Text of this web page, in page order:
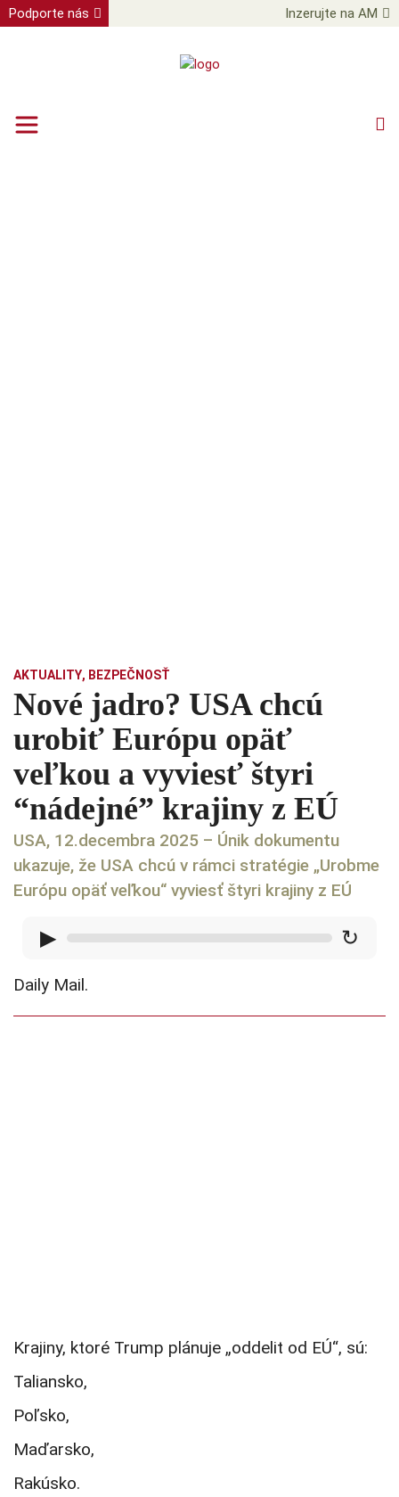
Podporte nás Inzerujte na AM
AKTUALITY, BEZPEČNOSŤ
Nové jadro? USA chcú
urobiť Európu opäť
veľkou a vyviesť štyri
“nádejné” krajiny z EÚ
USA, 12.decembra 2025 – Únik dokumentu
ukazuje, že USA chcú v rámci stratégie „Urobme
Európu opäť veľkou“ vyviesť štyri krajiny z EÚ
▶ ↻
Daily Mail.
Krajiny, ktoré Trump plánuje „oddelit od EÚ“, sú:
Taliansko,
Poľsko,
Maďarsko,
Rakúsko.